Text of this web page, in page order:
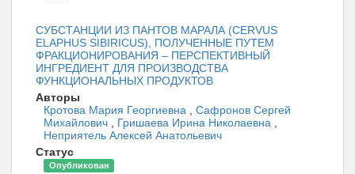
СУБСТАНЦИИ ИЗ ПАНТОВ МАРАЛА (CERVUS
ELAPHUS SIBIRICUS), ПОЛУЧЕННЫЕ ПУТЕМ
ФРАКЦИОНИРОВАНИЯ – ПЕРСПЕКТИВНЫЙ
ИНГРЕДИЕНТ ДЛЯ ПРОИЗВОДСТВА
ФУНКЦИОНАЛЬНЫХ ПРОДУКТОВ
Авторы
Кротова Мария Георгиевна
Сафронов Сергей
Михайлович
Гришаева Ирина Николаевна
Неприятель Алексей Анатольевич
Статус
Опубликован